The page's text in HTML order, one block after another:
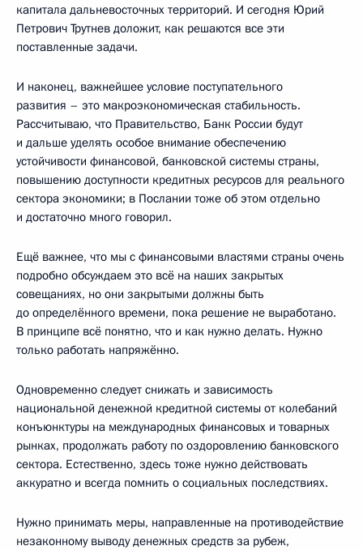
капитала дальневосточных территорий. И сегодня Юрий
Петрович Трутнев доложит, как решаются все эти
поставленные задачи.
И наконец, важнейшее условие поступательного
развития – это макроэкономическая стабильность.
Рассчитываю, что Правительство, Банк России будут
и дальше уделять особое внимание обеспечению
устойчивости финансовой, банковской системы страны,
повышению доступности кредитных ресурсов для реального
сектора экономики; в Послании тоже об этом отдельно
и достаточно много говорил.
Ещё важнее, что мы с финансовыми властями страны очень
подробно обсуждаем это всё на наших закрытых
совещаниях, но они закрытыми должны быть
до определённого времени, пока решение не выработано.
В принципе всё понятно, что и как нужно делать. Нужно
только работать напряжённо.
Одновременно следует снижать и зависимость
национальной денежной кредитной системы от колебаний
конъюнктуры на международных финансовых и товарных
рынках, продолжать работу по оздоровлению банковского
сектора. Естественно, здесь тоже нужно действовать
аккуратно и всегда помнить о социальных последствиях.
Нужно принимать меры, направленные на противодействие
незаконному выводу денежных средств за рубеж,